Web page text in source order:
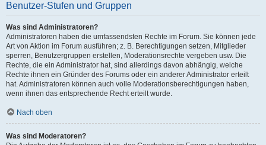
Benutzer-Stufen und Gruppen
Was sind Administratoren?
Administratoren haben die umfassendsten Rechte im Forum. Sie können jede
Art von Aktion im Forum ausführen; z. B. Berechtigungen setzen, Mitglieder
sperren, Benutzergruppen erstellen, Moderationsrechte vergeben usw. Die
Rechte, die ein Administrator hat, sind allerdings davon abhängig, welche
Rechte ihnen ein Gründer des Forums oder ein anderer Administrator erteilt
hat. Administratoren können auch volle Moderationsberechtigungen haben,
wenn ihnen das entsprechende Recht erteilt wurde.
Nach oben
Was sind Moderatoren?